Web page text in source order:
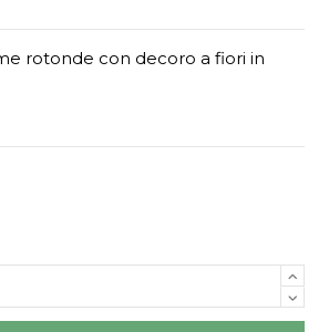
rotonde con decoro a fiori in